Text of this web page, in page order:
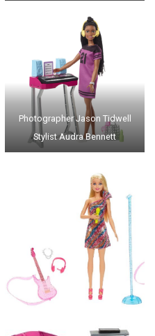
Photographer Jason Tidwell
Stylist Audra Bennett